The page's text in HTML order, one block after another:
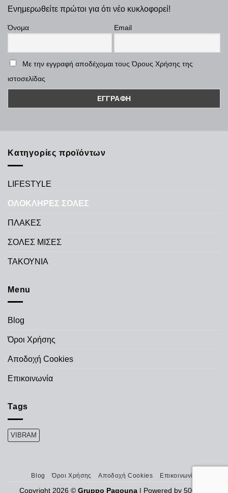
Ενημερωθείτε πρώτοι για ότι νέο κυκλοφορεί!
Όνομα Email
Με την εγγραφή αποδέχομαι τους Όρους Χρήσης της
ιστοσελίδας
Κατηγορίες προϊόντων
LIFESTYLE
ΟΛΟΚΛΗΡΕΣ ΣΟΛΕΣ
ΠΛΑΚΕΣ
ΣΟΛΕΣ ΜΙΣΕΣ
ΤΑΚΟΥΝΙΑ
Menu
Blog
Όροι Χρήσης
Αποδοχή Cookies
Επικοινωνία
Tags
VIBRAM
Blog Όροι Χρήσης Αποδοχή Cookies Επικοινωνία
Copyright 2026 © Gruppo Pagouna| Powered by 500web